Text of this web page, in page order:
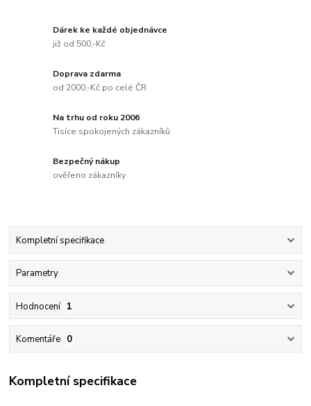
Dárek ke každé objednávce
již od 500,-Kč
Doprava zdarma
od 2000,-Kč po celé ČR
Na trhu od roku 2006
Tisíce spokojených zákazníků
Bezpečný nákup
ověřeno zákazníky
Kompletní specifikace
Parametry
Hodnocení 1
Komentáře 0
Kompletní specifikace